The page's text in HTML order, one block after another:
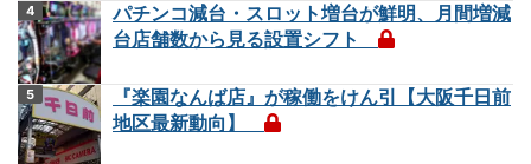
パチンコ減台・スロット増台が鮮明、月間増減
台店舗数から見る設置シフト
『楽園なんば店』が稼働をけん引【大阪千日前
地区最新動向】